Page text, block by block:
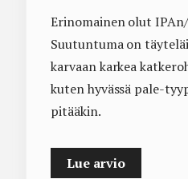
Erinomainen olut
Suutuntuma on
karvaan karkea
kuten hyvässä pale-
pitääkin.
Lue arvio